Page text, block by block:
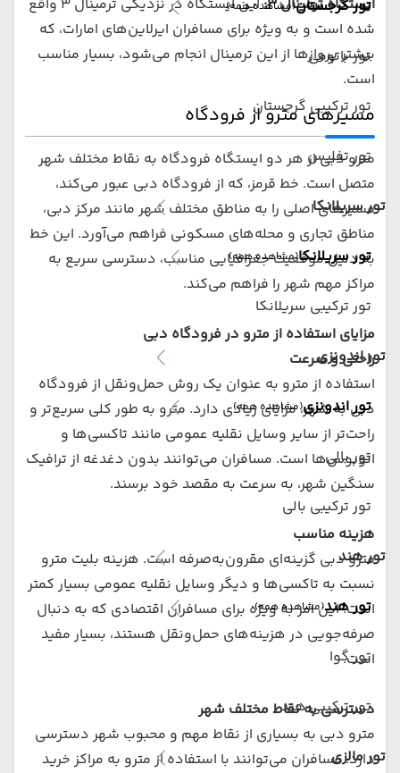
تور گرجستان(مشاهده همه)
تور باتومی
تور ترکیبی گرجستان
تور تفلیس
تور سریلانکا
تور سریلانکا(مشاهده همه)
تور ترکیبی سریلانکا
تور اندونزی
تور اندونزی(مشاهده همه)
تور بالی
تور ترکیبی بالی
تور هند
تور هند(مشاهده همه)
تور گوا
تور ترکیبی هند
تور مالزی
ایستگاه ترمینال 3:
این ایستگاه در نزدیکی ترمینال 3 واقع
شده است و به ویژه برای مسافران ایرلاین‌های امارات، که
بیشتر پروازها از این ترمینال انجام می‌شود، بسیار مناسب
است.
مسیرهای مترو از فرودگاه
مترو دبی از هر دو ایستگاه فرودگاه به نقاط مختلف شهر
متصل است. خط قرمز، که از فرودگاه دبی عبور می‌کند،
مسیرهای اصلی را به مناطق مختلف شهر مانند مرکز دبی،
مناطق تجاری و محله‌های مسکونی فراهم می‌آورد. این خط
به دلیل موقعیت جغرافیایی مناسب، دسترسی سریع به
مراکز مهم شهر را فراهم می‌کند.
مزایای استفاده از مترو در فرودگاه دبی
راحتی و سرعت
استفاده از مترو به عنوان یک روش حمل‌ونقل از فرودگاه
دبی به شهر، مزایای زیادی دارد. مترو به طور کلی سریع‌تر و
راحت‌تر از سایر وسایل نقلیه عمومی مانند تاکسی‌ها و
اتوبوس‌ها است. مسافران می‌توانند بدون دغدغه از ترافیک
سنگین شهر، به سرعت به مقصد خود برسند.
هزینه مناسب
مترو دبی گزینه‌ای مقرون‌به‌صرفه است. هزینه بلیت مترو
نسبت به تاکسی‌ها و دیگر وسایل نقلیه عمومی بسیار کمتر
است. این امر به ویژه برای مسافران اقتصادی که به دنبال
صرفه‌جویی در هزینه‌های حمل‌ونقل هستند، بسیار مفید
است.
دسترسی به نقاط مختلف شهر
مترو دبی به بسیاری از نقاط مهم و محبوب شهر دسترسی
دارد. مسافران می‌توانند با استفاده از مترو به مراکز خرید